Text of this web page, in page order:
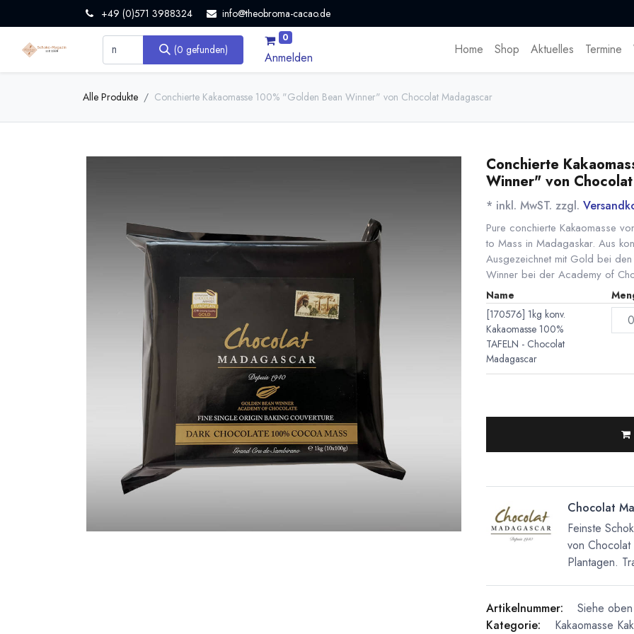
+49 (0)571 3988324 info@theobroma-cacao.de
(0 gefunden)
0
Anmelden
Home Shop Aktuelles Termine
Alle Produkte Conchierte Kakaomasse 100% "Golden Bean Winner" von Chocolat Madagascar
Conchierte
Winner" von
* inkl. MwST. zzgl.
Pure conchierte Kakaomasse
to Mass in Madagaskar. Aus
Ausgezeichnet mit Gold bei
Winner bei der Academy of
Name
[170576] 1kg konv.
Kakaomasse 100%
TAFELN - Chocolat
Madagascar
Chocolat
Feinste
von
Plantagen.
Artikelnummer:
Siehe
Kategorie:
Kakaomasse